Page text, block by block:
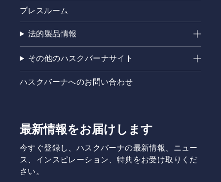
動してい
ることを
示しま
プレスルーム
法的製品情報
その他のハスクバーナサイト
ハスクバーナへのお問い合わせ
最新情報をお届けします
今すぐ登録し、ハスクバーナの最新情報、ニュー
ス、インスピレーション、特典をお受け取りくだ
さい。